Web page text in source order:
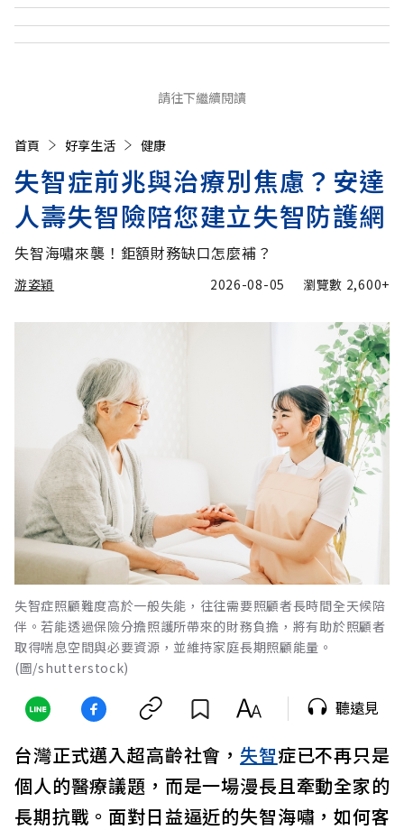
請往下繼續閱讀
首頁 好享生活 健康
失智症前兆與治療別焦慮？安達
人壽失智險陪您建立失智防護網
失智海嘯來襲！鉅額財務缺口怎麼補？
游姿穎 2026-08-05 瀏覽數 2,600+
失智症照顧難度高於一般失能，往往需要照顧者長時間全天候陪
伴。若能透過保險分擔照護所帶來的財務負擔，將有助於照顧者
取得喘息空間與必要資源，並維持家庭長期照顧能量。
(圖/shutterstock)
聽遠見
台灣正式邁入超高齡社會， 失智症已不再只是
個人的醫療議題，而是一場漫長且牽動全家的
長期抗戰。面對日益逼近的失智海嘯，如何客